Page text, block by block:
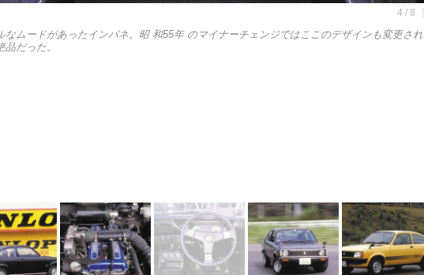
なムードがあったインパネ。昭 和55年 のマイナーチェンジではここのデザインも変更され
だった。